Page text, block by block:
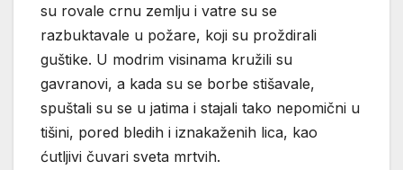
su rovale crnu zemlju i vatre su se
razbuktavale u požare, koji su proždirali
guštike. U modrim visinama kružili su
gavranovi, a kada su se borbe stišavale,
spuštali su se u jatima i stajali tako nepomični u
tišini, pored bledih i iznakaženih lica, kao
ćutljivi čuvari sveta mrtvih.